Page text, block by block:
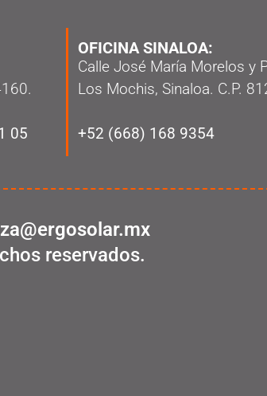
05
OFICINA SINALOA:
Calle José María Morelos y
Los Mochis, Sinaloa. C.P.
+52 (668) 168 9354
reservados.